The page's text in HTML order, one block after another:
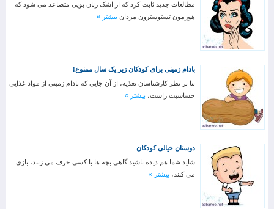
مطالعات جدید ثابت کرد که از اشک زنان بویی متصاعد می شود که
هورمون تستوسترون مردان بیشتر »
بادام زمینی برای کودکان زیر یک سال ممنوع!
بنا بر نظر کارشناسان تغذیه، از آن جایی که بادام زمینی از مواد غذایی
حساسیت زاست، بیشتر »
دوستان خیالی کودکان
شاید شما هم دیده باشید گاهی بچه ها با کسی حرف می زنند، بازی
می کنند، بیشتر »